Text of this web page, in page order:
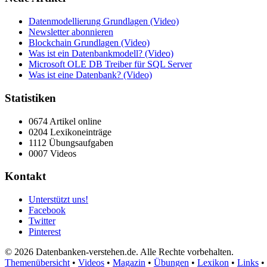
Datenmodellierung Grundlagen (Video)
Newsletter abonnieren
Blockchain Grundlagen (Video)
Was ist ein Datenbankmodell? (Video)
Microsoft OLE DB Treiber für SQL Server
Was ist eine Datenbank? (Video)
Statistiken
0674 Artikel online
0204 Lexikoneinträge
1112 Übungsaufgaben
0007 Videos
Kontakt
Unterstützt uns!
Facebook
Twitter
Pinterest
© 2026 Datenbanken-verstehen.de. Alle Rechte vorbehalten.
Themenübersicht • Videos • Magazin • Übungen • Lexikon • Links •